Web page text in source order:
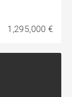
1,295,000 €